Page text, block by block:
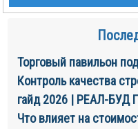
Торговый павильон
Контроль качества
гайд 2026 | РЕАЛ-БУД
Что влияет на